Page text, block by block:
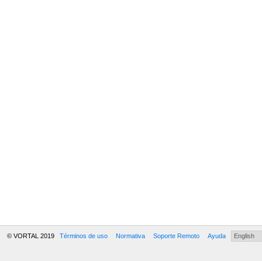
© VORTAL 2019 Términos de uso Normativa Soporte Remoto Ayuda